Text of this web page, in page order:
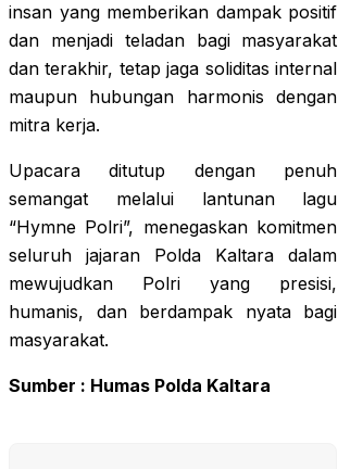
insan yang memberikan dampak positif
dan menjadi teladan bagi masyarakat
dan terakhir, tetap jaga soliditas internal
maupun hubungan harmonis dengan
mitra kerja.
Upacara ditutup dengan penuh
semangat melalui lantunan lagu
“Hymne Polri”, menegaskan komitmen
seluruh jajaran Polda Kaltara dalam
mewujudkan Polri yang presisi,
humanis, dan berdampak nyata bagi
masyarakat.
Sumber : Humas Polda Kaltara